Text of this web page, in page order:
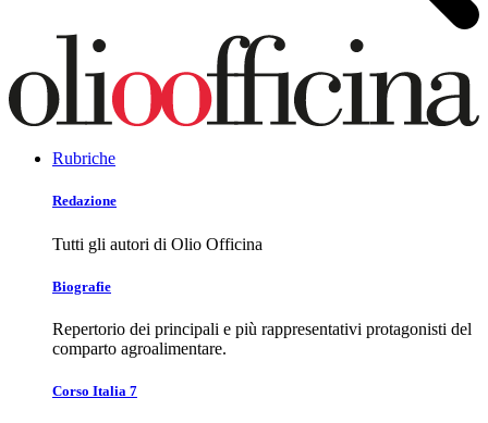
Rubriche
Redazione
Tutti gli autori di Olio Officina
Biografie
Repertorio dei principali e più rappresentativi protagonisti del
comparto agroalimentare.
Corso Italia 7